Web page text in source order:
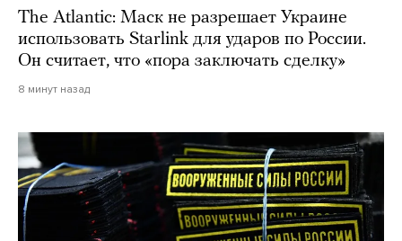
The Atlantic: Маск не разрешает Украине
использовать Starlink для ударов по России.
Он считает, что «пора заключать сделку»
8 минут назад